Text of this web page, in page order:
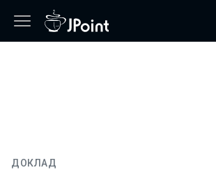
ДОКЛАД